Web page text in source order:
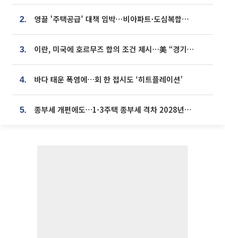
2. 영끌 '주택공급' 대책 임박⋯비아파트·도심복합까지 총동원
3. 이란, 미국에 호르무즈 합의 조건 제시…美 “경기 아직 안 끝나” [종합]
4. 바다 태운 폭염에…회 한 접시도 ‘히트플레이션’
5. 종부세 개편에도…1·3주택 종부세 격차 2028년부터 확대